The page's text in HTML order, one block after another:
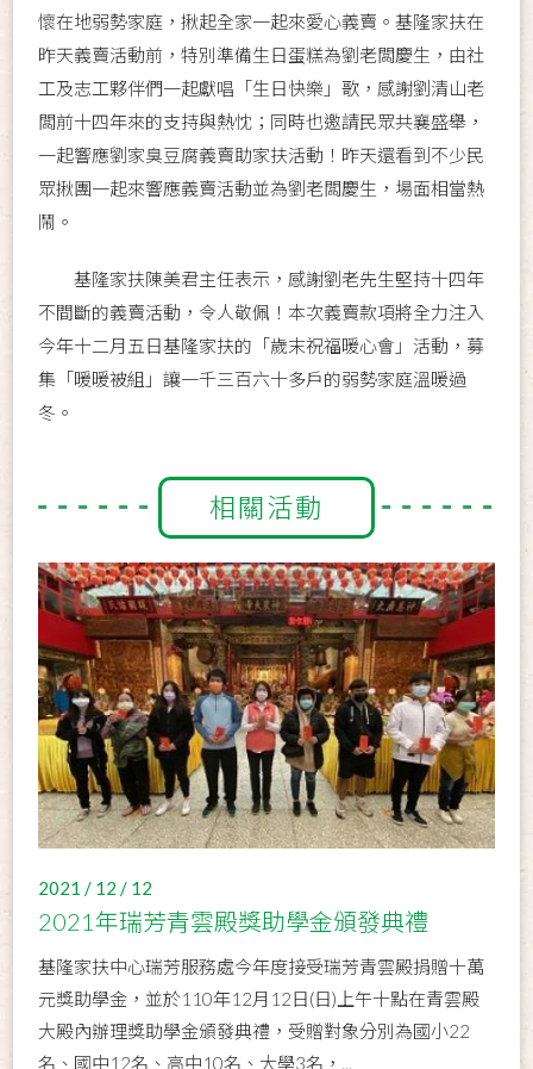
懷在地弱勢家庭，揪起全家一起來愛心義賣。基隆家扶在
昨天義賣活動前，特別準備生日蛋糕為劉老闆慶生，由社
工及志工夥伴們一起獻唱「生日快樂」歌，感謝劉清山老
闆前十四年來的支持與熱忱；同時也邀請民眾共襄盛舉，
一起響應劉家臭豆腐義賣助家扶活動！昨天還看到不少民
眾揪團一起來響應義賣活動並為劉老闆慶生，場面相當熱
鬧。
基隆家扶陳美君主任表示，感謝劉老先生堅持十四年
不間斷的義賣活動，令人敬佩！本次義賣款項將全力注入
今年十二月五日基隆家扶的「歲末祝福暖心會」活動，募
集「暖暖被組」讓一千三百六十多戶的弱勢家庭溫暖過
冬。
相關活動
2021 / 12 / 12
2021年瑞芳青雲殿獎助學金頒發典禮
基隆家扶中心瑞芳服務處今年度接受瑞芳青雲殿捐贈十萬
元獎助學金，並於110年12月12日(日)上午十點在青雲殿
大殿內辦理獎助學金頒發典禮，受贈對象分別為國小22
名、國中12名、高中10名、大學3名，...